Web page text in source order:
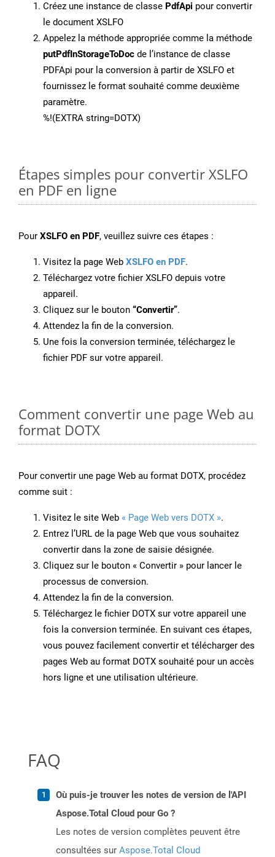
Créez une instance de classe PdfApi pour convertir
le document XSLFO
Appelez la méthode appropriée comme la méthode
putPdfInStorageToDoc de l’instance de classe
PDFApi pour la conversion à partir de XSLFO et
fournissez le format souhaité comme deuxième
paramètre.
%!(EXTRA string=DOTX)
Étapes simples pour convertir XSLFO
en PDF en ligne
Pour XSLFO en PDF, veuillez suivre ces étapes :
Visitez la page Web XSLFO en PDF.
Téléchargez votre fichier XSLFO depuis votre
appareil.
Cliquez sur le bouton “Convertir”.
Attendez la fin de la conversion.
Une fois la conversion terminée, téléchargez le
fichier PDF sur votre appareil.
Comment convertir une page Web au
format DOTX
Pour convertir une page Web au format DOTX, procédez
comme suit :
Visitez le site Web « Page Web vers DOTX ».
Entrez l’URL de la page Web que vous souhaitez
convertir dans la zone de saisie désignée.
Cliquez sur le bouton « Convertir » pour lancer le
processus de conversion.
Attendez la fin de la conversion.
Téléchargez le fichier DOTX sur votre appareil une
fois la conversion terminée. En suivant ces étapes,
vous pouvez facilement convertir et télécharger des
pages Web au format DOTX souhaité pour un accès
hors ligne et une utilisation ultérieure.
FAQ
Où puis-je trouver les notes de version de l'API
Aspose.Total Cloud pour Go ?
Les notes de version complètes peuvent être
consultées sur Aspose.Total Cloud